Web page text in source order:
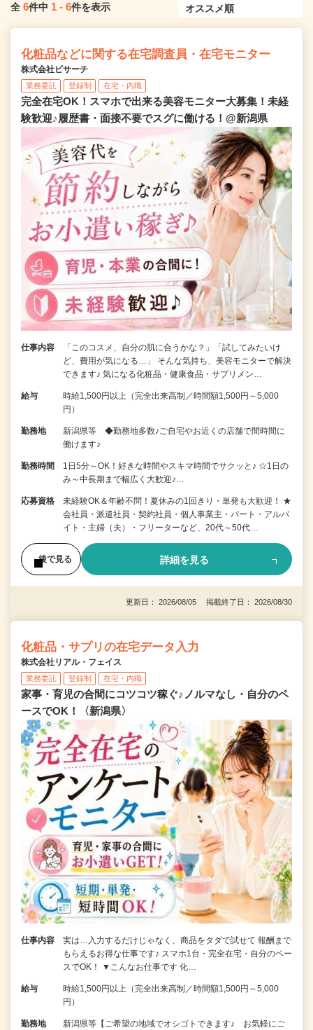
全 6件中 1 - 6件を表示
化粧品などに関する在宅調査員・在宅モニター
株式会社ビサーチ
業務委託 登録制 在宅・内職
完全在宅OK！スマホで出来る美容モニター大募集！未経
験歓迎♪履歴書・面接不要でスグに働ける！@新潟県
仕事内容
「このコスメ、自分の肌に合うかな？」「試してみたいけ
ど、費用が気になる…」 そんな気持ち、美容モニターで解決
できます♪ 気になる化粧品・健康食品・サプリメン…
給与
時給1,500円以上（完全出来高制／時間額1,500円～5,000
円）
勤務地
新潟県等 ◆勤務地多数♪ご自宅やお近くの店舗で間時間に
働けます♪
勤務時間
1日5分～OK！好きな時間やスキマ時間でサクッと♪ ☆1日の
み～中長期まで幅広く大歓迎♪…
応募資格
未経験OK＆年齢不問！夏休みの1回きり・単発も大歓迎！ ★
会社員・派遣社員・契約社員・個人事業主・パート・アルバ
イト・主婦（夫）・フリーターなど、20代～50代…
後で見る 詳細を見る
更新日： 2026/08/05 掲載終了日： 2026/08/30
化粧品・サプリの在宅データ入力
株式会社リアル・フェイス
業務委託 登録制 在宅・内職
家事・育児の合間にコツコツ稼ぐ♪ノルマなし・自分のペ
ースでOK！〈新潟県〉
仕事内容
実は…入力するだけじゃなく、商品をタダで試せて 報酬まで
もらえるお得な仕事です♪ スマホ1台・完全在宅・自分のペー
スでOK！ ▼こんなお仕事です 化…
給与
時給1,500円以上（完全出来高制／時間額1,500円～5,000
円）
勤務地
新潟県等【ご希望の地域でオシゴトできます♪ お気軽にご